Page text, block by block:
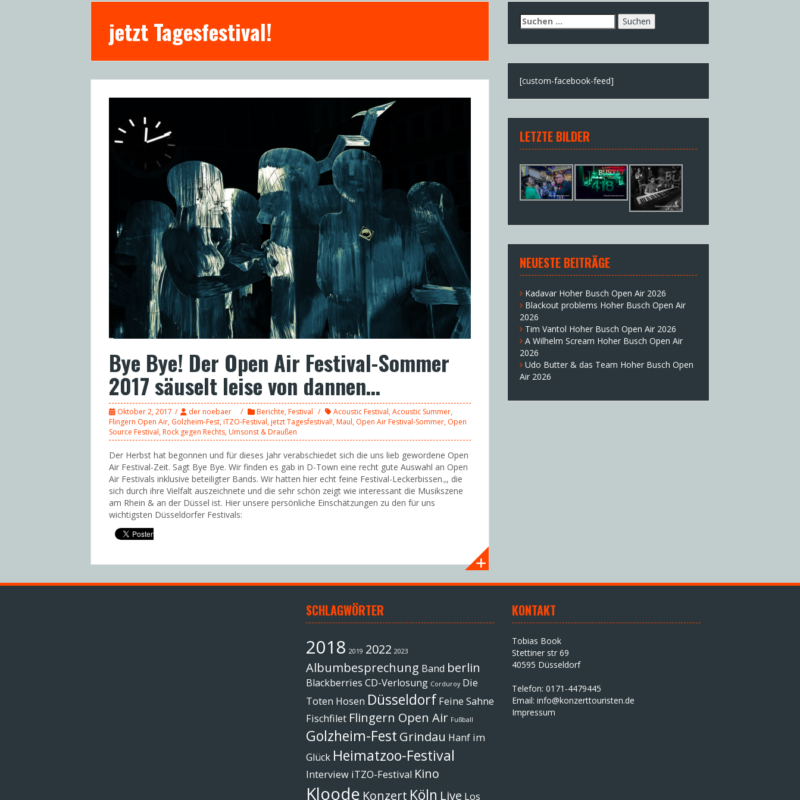
jetzt Tagesfestival!
Bye Bye! Der Open Air Festival-Sommer
2017 säuselt leise von dannen…
Oktober 2, 2017 der noebaer Berichte,Festival Acoustic Festival,Acoustic Summer,
Flingern Open Air, Golzheim-Fest,iTZO-Festival,jetzt Tagesfestival!,Maul, Open Air Festival-Sommer, Open
Source Festival,Rock gegen Rechts,Umsonst & Draußen
Der Herbst hat begonnen und für dieses Jahr verabschiedet sich die uns lieb gewordene Open
Air Festival-Zeit. Sagt Bye Bye. Wir finden es gab in D-Town eine recht gute Auswahl an Open
Air Festivals inklusive beteiligter Bands. Wir hatten hier echt feine Festival-Leckerbissen.,, die
sich durch ihre Vielfalt auszeichnete und die sehr schön zeigt wie interessant die Musikszene
am Rhein & an der Düssel ist. Hier unsere persönliche Einschätzungen zu den für uns
wichtigsten Düsseldorfer Festivals:
Suchen
nach:
[custom-facebook-feed]
LETZTE BILDER
NEUESTE BEITRÄGE
Kadavar Hoher Busch Open Air 2026
Blackout problems Hoher Busch Open Air
2026
Tim Vantol Hoher Busch Open Air 2026
A Wilhelm Scream Hoher Busch Open Air
2026
Udo Butter & das Team Hoher Busch Open
Air 2026
SCHLAGWÖRTER
2018 2019 2022 2023
Albumbesprechung Band berlin
Blackberries CD-Verlosung Corduroy Die
Toten Hosen Düsseldorf Feine Sahne
Fischfilet Flingern Open Air Fußball
Golzheim-Fest Grindau Hanf im
Glück Heimatzoo-Festival
Interview iTZO-Festival Kino
Kloode Konzert Köln Live Los
KONTAKT
Tobias Book
Stettiner str 69
40595 Düsseldorf
Telefon: 0171-4479445
Email:info@konzerttouristen.de
Impressum